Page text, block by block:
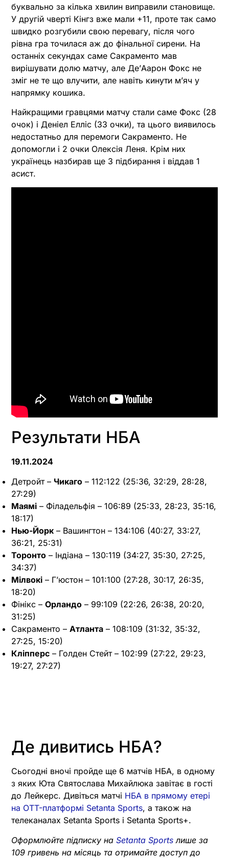
буквально за кілька хвилин виправили становище.
У другій чверті Кінгз вже мали +11, проте так само
швидко розгубили свою перевагу, після чого
рівна гра точилася аж до фінальної сирени. На
останніх секундах саме Сакраменто мав
вирішувати долю матчу, але ДеʼАарон Фокс не
зміг не те що влучити, але навіть кинути мʼяч у
напрямку кошика.
Найкращими гравцями матчу стали саме Фокс (28
очок) і Деніел Елліс (33 очки), та цього виявилось
недостатньо для перемоги Сакраменто. Не
допомогли і 2 очки Олексія Леня. Крім них
українець назбирав ще 3 підбирання і віддав 1
асист.
Результати НБА
19.11.2024
Детройт – Чикаго – 112:122 (25:36, 32:29, 28:28,
27:29)
Маямі – Філадельфія – 106:89 (25:33, 28:23, 35:16,
18:17)
Нью-Йорк – Вашингтон – 134:106 (40:27, 33:27,
36:21, 25:31)
Торонто – Індіана – 130:119 (34:27, 35:30, 27:25,
34:37)
Мілвокі – Г’юстон – 101:100 (27:28, 30:17, 26:35,
18:20)
Фінікс – Орландо – 99:109 (22:26, ​​26:38, 20:20,
31:25)
Сакраменто – Атланта – 108:109 (31:32, 35:32,
27:25, 15:20)
Кліпперс – Голден Стейт – 102:99 (27:22, 29:23,
19:27, 27:27)
Де дивитись НБА?
Сьогодні вночі пройде ще 6 матчів НБА, в одному
з яких Юта Святослава Михайлюка завітає в гості
до Лейкерс. Дивіться матчі НБА в прямому етері
на OTT-платформі Setanta Sports, а також на
телеканалах Setanta Sports і Setanta Sports+.
Оформлюйте підписку на Setanta Sports лише за
109 гривень на місяць та отримайте доступ до